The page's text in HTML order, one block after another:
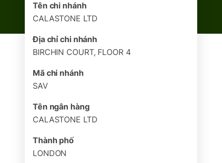
Tên chi nhánh
CALASTONE LTD
Địa chỉ chi nhánh
BIRCHIN COURT, FLOOR 4
Mã chi nhánh
SAV
Tên ngân hàng
CALASTONE LTD
Thành phố
LONDON